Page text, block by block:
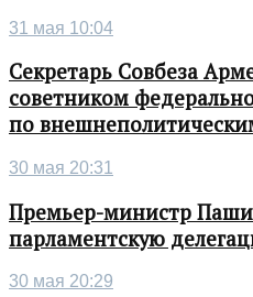
31 мая 10:04
Секретарь Совбеза
советником
по
30 мая 20:31
Премьер-министр
парламентскую
30 мая 20:29